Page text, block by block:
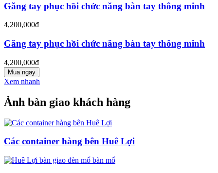
Găng tay phục hồi chức năng bàn tay thông minh
4,200,000đ
Găng tay phục hồi chức năng bàn tay thông minh
4,200,000đ
Mua ngay
Xem nhanh
Ảnh bàn giao khách hàng
Các container hàng bên Huê Lợi